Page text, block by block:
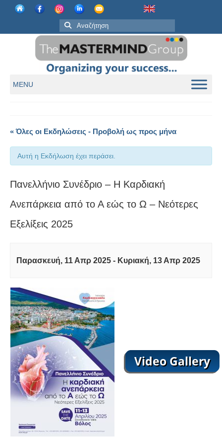
MENU
« Όλες οι Εκδηλώσεις - Προβολή ως προς μήνα
Αυτή η Εκδήλωση έχει περάσει.
Πανελλήνιο Συνέδριο – Η Καρδιακή
Ανεπάρκεια από το Α εώς το Ω – Νεότερες
Εξελίξεις 2025
Παρασκευή, 11 Απρ 2025 - Κυριακή, 13 Απρ 2025